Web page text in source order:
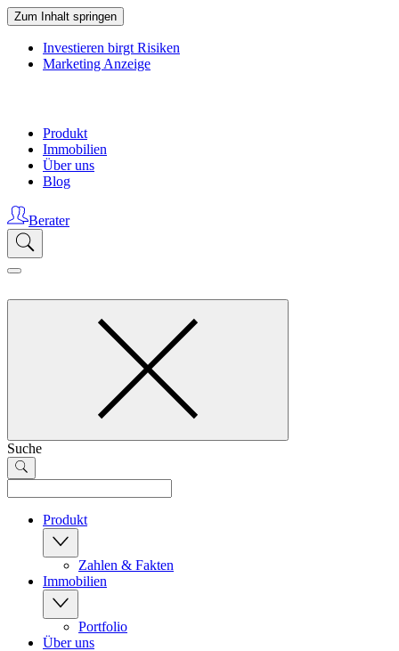
Zum Inhalt springen
Investieren birgt Risiken
Marketing Anzeige
Produkt
Immobilien
Über uns
Blog
Berater
Suche
Produkt
Zahlen & Fakten
Immobilien
Portfolio
Über uns